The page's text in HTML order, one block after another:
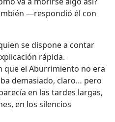
—respondió él con
se dispone a contar
rápida.
el Aburrimiento no era
demasiado, claro… pero
en las tardes largas,
en los silencios